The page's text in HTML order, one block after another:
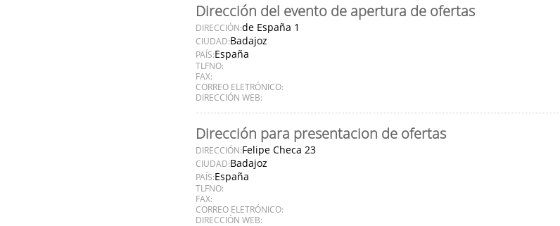
Dirección del evento de apertura de ofertas
DIRECCIÓN:de España 1
CIUDAD:Badajoz
PAÍS:España
TLFNO:
FAX:
CORREO ELETRÓNICO:
DIRECCIÓN WEB:
Dirección para presentacion de ofertas
DIRECCIÓN:Felipe Checa 23
CIUDAD:Badajoz
PAÍS:España
TLFNO:
FAX:
CORREO ELETRÓNICO:
DIRECCIÓN WEB: